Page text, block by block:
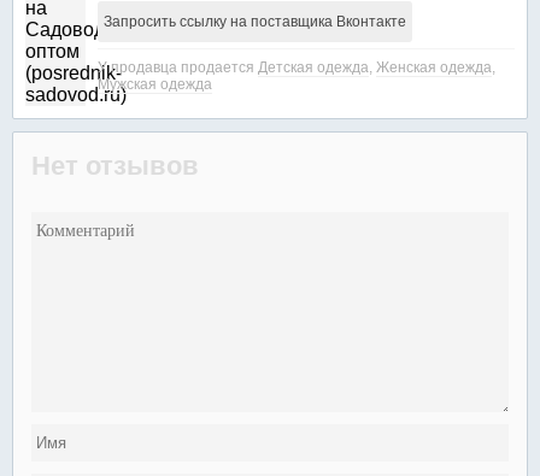
Запросить ссылку на поставщика Вконтакте
У продавца продается Детская одежда, Женская одежда,
Мужская одежда
Нет отзывов